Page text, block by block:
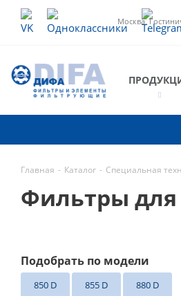
Москва,
Главная - Каталог - Специальная
Фильтры для
Подобрать по модели
850 D 855 D 880 D